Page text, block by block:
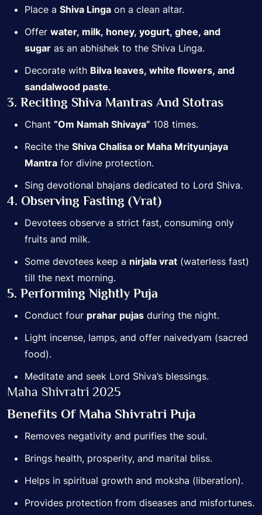
Place a Shiva Linga on a clean altar.
Offer water, milk, honey, yogurt, ghee, and
sugar as an abhishek to the Shiva Linga.
Decorate with
sandalwood paste.
3. Reciting Shiva Mantras And Stotras
Chant “Om Namah Shivaya” 108 times.
Recite the Shiva Chalisa or Maha Mrityunjaya
Mantra for divine protection.
Sing devotional bhajans dedicated to Lord Shiva.
4. Observing Fasting (Vrat)
Devotees observe a strict fast, consuming only
fruits and milk.
Some devotees keep a nirjala vrat (waterless fast)
till the next morning.
5. Performing Nightly Puja
Conduct four prahar pujas during the night.
Light incense, lamps, and offer naivedyam (sacred
food).
Meditate and seek Lord Shiva’s blessings.
Maha Shivratri 2025
Benefits Of Maha Shivratri Puja
Removes negativity and purifies the soul.
Brings health, prosperity, and marital bliss.
Helps in spiritual growth and moksha (liberation).
Provides protection from diseases and misfortunes.